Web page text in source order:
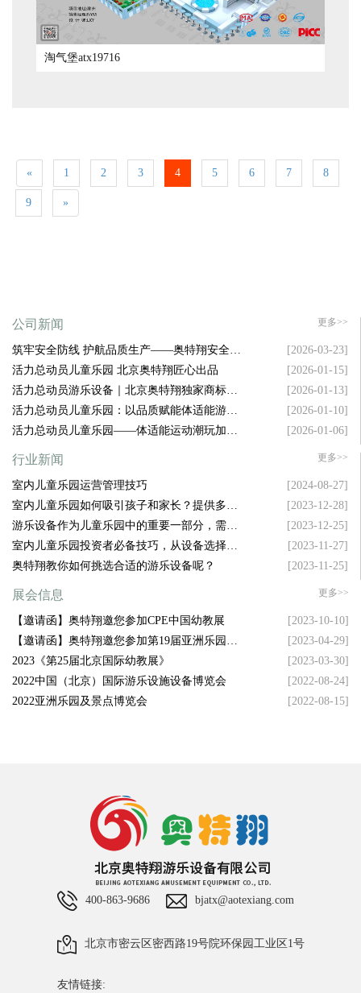
淘气堡atx19716
« 1 2 3 4 5 6 7 8
9 »
公司新闻 更多>>
筑牢安全防线 护航品质生产——奥特翔安全生
产大会顺利召开
[2026-03-23]
活力总动员儿童乐园 北京奥特翔匠心出品
[2026-01-15]
活力总动员游乐设备｜北京奥特翔独家商标坐
镇，拿捏游乐圈流量密码
[2026-01-13]
活力总动员儿童乐园：以品质赋能体适能游乐
新升级
[2026-01-10]
活力总动员儿童乐园——体适能运动潮玩加盟
[2026-01-06]
行业新闻 更多>>
室内儿童乐园运营管理技巧
[2024-08-27]
室内儿童乐园如何吸引孩子和家长？提供多样
化设施是关键！
[2023-12-28]
游乐设备作为儿童乐园中的重要一部分，需要
具备哪些特点才能吸引孩子的注意力呢？
[2023-12-25]
室内儿童乐园投资者必备技巧，从设备选择到
空间布局，样样精通！
[2023-11-27]
奥特翔教你如何挑选合适的游乐设备呢？
[2023-11-25]
展会信息 更多>>
【邀请函】奥特翔邀您参加CPE中国幼教展
[2023-10-10]
【邀请函】奥特翔邀您参加第19届亚洲乐园及
景点博览会
[2023-04-29]
2023《第25届北京国际幼教展》
[2023-03-30]
2022中国（北京）国际游乐设施设备博览会
[2022-08-24]
2022亚洲乐园及景点博览会
[2022-08-15]
400-863-9686 bjatx@aotexiang.com
北京市密云区密西路19号院环保园工业区1号
友情链接: